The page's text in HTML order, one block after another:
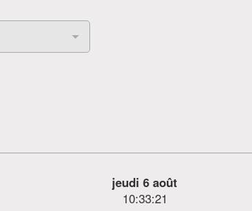
jeudi 6 août
10:33:21